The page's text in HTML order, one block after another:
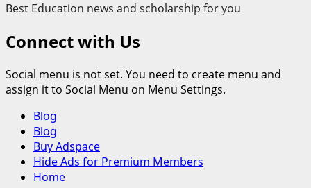
Best Education news and scholarship for you
Connect with Us
Social menu is not set. You need to create menu and
assign it to Social Menu on Menu Settings.
Primary
Menu
Blog
Blog
Buy Adspace
Hide Ads for Premium Members
Home